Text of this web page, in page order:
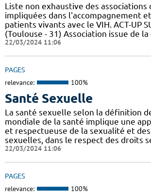
Liste non exhaustive des associations
impliquées dans l'accompagnement
patients vivants avec le VIH. ACT-UP
(Toulouse - 31) Association issue de la
22/03/2024 11:06
PAGES
relevance: 100%
Santé Sexuelle
La santé sexuelle selon la définition
mondiale de la santé implique une
et respectueuse de la sexualité et
sexuelles, dans le respect des droits
22/03/2024 11:06
PAGES
relevance: 100%